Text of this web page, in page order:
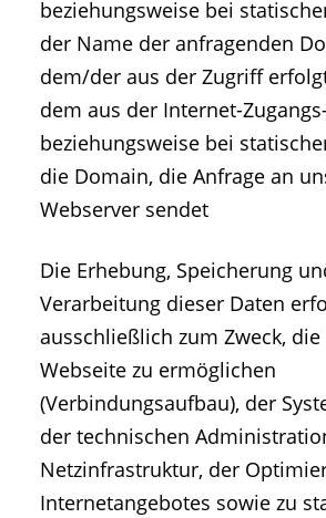
beziehungsweise bei
der Name der anfragenden
dem/der aus der Zugriff
dem aus der Internet-
beziehungsweise bei
die Domain, die Anfrage an
Webserver sendet
Die Erhebung, Speicherung
Verarbeitung dieser Daten
ausschließlich zum Zweck,
Webseite zu ermöglichen
(Verbindungsaufbau), der
der technischen
Netzinfrastruktur, der
Internetangebotes sowie zu